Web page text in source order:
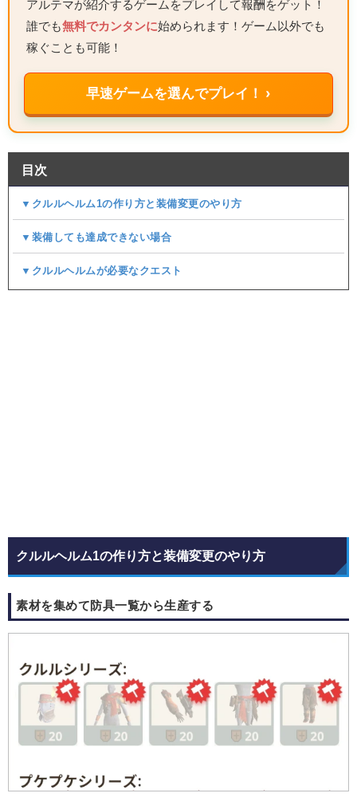
アルテマが紹介するゲームをプレイして報酬をゲット！
誰でも無料でカンタンに始められます！ゲーム以外でも
稼ぐことも可能！
早速ゲームを選んでプレイ！ ›
目次
▼クルルヘルム1の作り方と装備変更のやり方
▼装備しても達成できない場合
▼クルルヘルムが必要なクエスト
クルルヘルム1の作り方と装備変更のやり方
素材を集めて防具一覧から生産する